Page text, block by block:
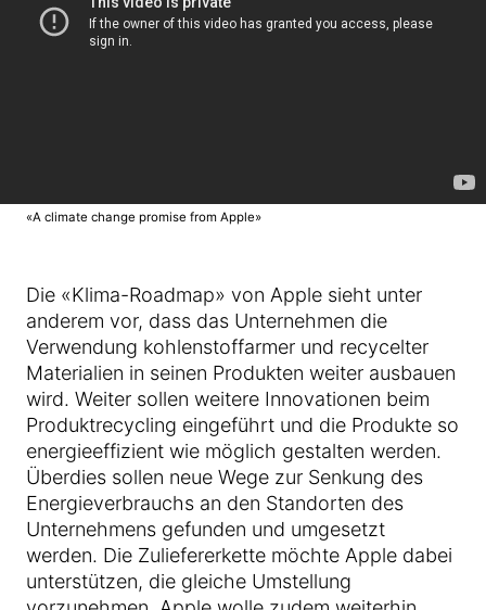
«A climate change promise from Apple»
Die «Klima-Roadmap» von Apple sieht unter
anderem vor, dass das Unternehmen die
Verwendung kohlenstoffarmer und recycelter
Materialien in seinen Produkten weiter ausbauen
wird. Weiter sollen weitere Innovationen beim
Produktrecycling eingeführt und die Produkte so
energieeffizient wie möglich gestalten werden.
Überdies sollen neue Wege zur Senkung des
Energieverbrauchs an den Standorten des
Unternehmens gefunden und umgesetzt
werden. Die Zuliefererkette möchte Apple dabei
unterstützen, die gleiche Umstellung